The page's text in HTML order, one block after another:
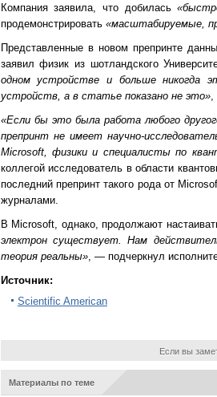
Компания заявила, что добилась
продемонстрировать «масштабируемые,
Представленные в новом препринте
заявил физик из шотландского
одном устройстве и больше никогда
устройств, а в статье показано не это»,
«Если бы это была работа любого
препринт не имеет научно-
Microsoft, физики и специалисты по
коллегой исследователь в области
последний препринт такого рода от
журналами.
В Microsoft, однако, продолжают
электрон существует. Нам
теория реальны», — подчеркнул
Источник:
Scientific American
Если вы
Материалы по теме